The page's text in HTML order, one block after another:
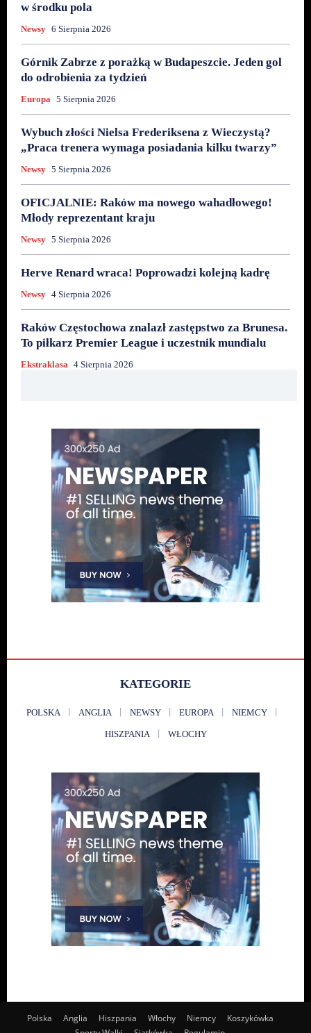
w środku pola
Newsy 6 Sierpnia 2026
Górnik Zabrze z porażką w Budapeszcie. Jeden gol
do odrobienia za tydzień
Europa 5 Sierpnia 2026
Wybuch złości Nielsa Frederiksena z Wieczystą?
„Praca trenera wymaga posiadania kilku twarzy”
Newsy 5 Sierpnia 2026
OFICJALNIE: Raków ma nowego wahadłowego!
Młody reprezentant kraju
Newsy 5 Sierpnia 2026
Herve Renard wraca! Poprowadzi kolejną kadrę
Newsy 4 Sierpnia 2026
Raków Częstochowa znalazł zastępstwo za Brunesa.
To piłkarz Premier League i uczestnik mundialu
Ekstraklasa 4 Sierpnia 2026
KATEGORIE
POLSKA ANGLIA NEWSY EUROPA NIEMCY
HISZPANIA WŁOCHY
Polska Anglia Hiszpania Włochy Niemcy
Koszykówka